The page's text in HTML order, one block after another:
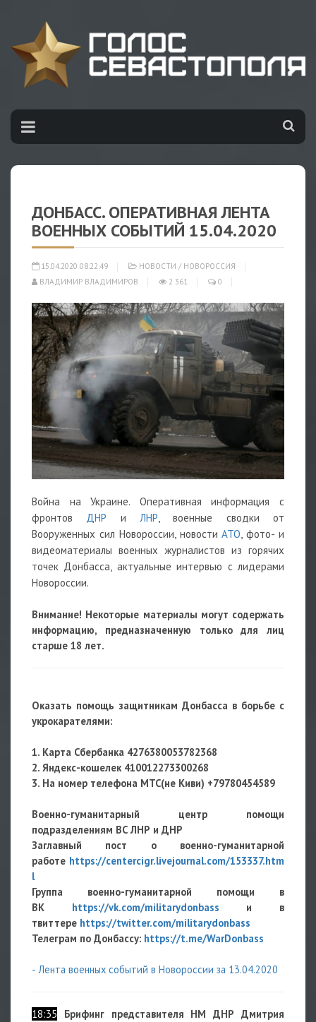
ДОНБАСС. ОПЕРАТИВНАЯ ЛЕНТА
ВОЕННЫХ СОБЫТИЙ 15.04.2020
15.04.2020 08:22:49 НОВОСТИ / НОВОРОССИЯ
ВЛАДИМИР ВЛАДИМИРОВ
2 361 0
Война на Украине. Оперативная информация с
фронтов ДНР иЛНР, военные сводки от
Вооруженных сил Новороссии, новостиАТО, фото- и
видеоматериалы военных журналистов из горячих
точек Донбасса, актуальные интервью с лидерами
Новороссии.
Внимание! Некоторые материалы могут содержать
информацию, предназначенную только для лиц
старше 18 лет.
Оказать помощь защитникам Донбасса в борьбе с
укрокарателями:
1. Карта Сбербанка 4276380053782368
2. Яндекс-кошелек 410012273300268
3. На номер телефона МТС(не Киви) +79780454589
Военно-гуманитарный центр помощи
подразделениям ВС ЛНР и ДНР
Заглавный пост о военно-гуманитарной
работе https://centercigr.livejournal.com/153337.htm
l
Группа военно-гуманитарной помощи в
ВК https://vk.com/militarydonbass и в
твиттере https://twitter.com/militarydonbass
Телеграм по Донбассу: https://t.me/WarDonbass
- Лента военных событий в Новороссии за 13.04.2020
18:35
Брифинг представителя НМ ДНР Дмитрия